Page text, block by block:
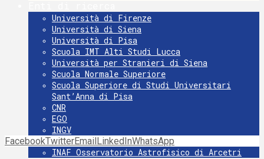
Università di Firenze
Università di Siena
Università di Pisa
Scuola IMT Alti Studi Lucca
Università per Stranieri di Siena
Scuola Normale Superiore
Scuola Superiore di Studi Universitari
Sant’Anna di Pisa
CNR
EGO
INGV
INFN
INAF Osservatorio Astrofisico di Arcetri
FacebookTwitterEmailLinkedInWhatsApp